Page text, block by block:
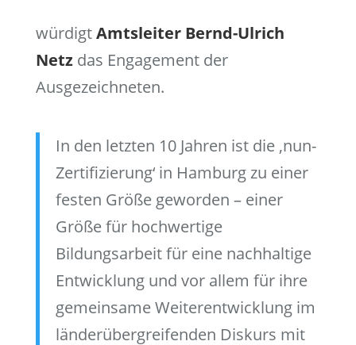
würdigtAmtsleiter Bernd-Ulrich
Netzdas Engagement der
Ausgezeichneten.
In den letzten 10 Jahren ist die ‚nun-
Zertifizierung‘ in Hamburg zu einer
festen Größe geworden – einer
Größe für hochwertige
Bildungsarbeit für eine nachhaltige
Entwicklung und vor allem für ihre
gemeinsame Weiterentwicklung im
länderübergreifenden Diskurs mit